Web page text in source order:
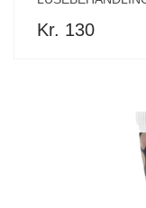
Kr. 130